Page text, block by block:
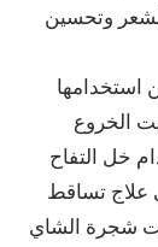
وتحسين
استخدامها
الخروع
خل التفاح
علاج تساقط
شجرة الشاي